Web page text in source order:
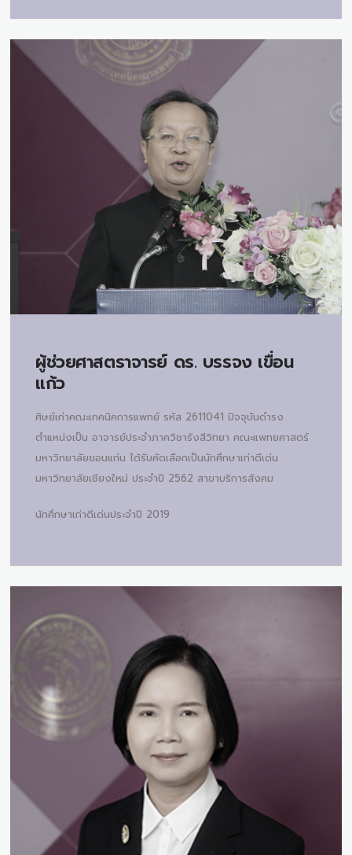
ผู้ช่วยศาสตราจารย์ ดร. บรรจง เขื่อน
แก้ว
ศิษย์เก่าคณะเทคนิคการแพทย์ รหัส 2611041 ปัจจุบันดำรง
ตำแหน่งเป็น อาจารย์ประจำภาควิชารังสีวิทยา คณะแพทยศาสตร์
มหาวิทยาลัยขอนแก่น ได้รับคัดเลือกเป็นนักศึกษาเก่าดีเด่น
มหาวิทยาลัยเชียงใหม่ ประจำปี 2562 สาขาบริการสังคม
นักศึกษาเก่าดีเด่นประจำปี 2019